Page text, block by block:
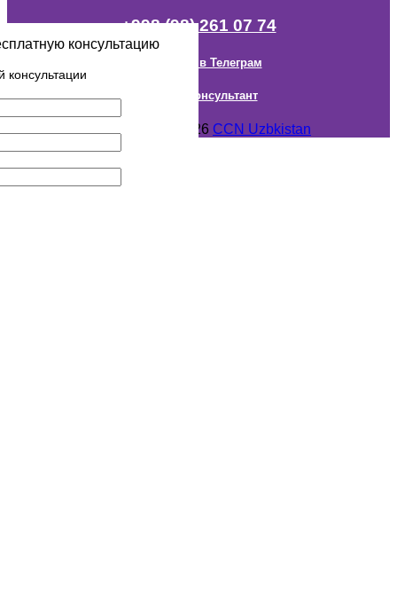
+998 (98) 261 07 74
Наш канал в Телеграм
Онлайн Консультант
Авторское право © 2018- 2026 CCN Uzbkistan
консультацию
консультации